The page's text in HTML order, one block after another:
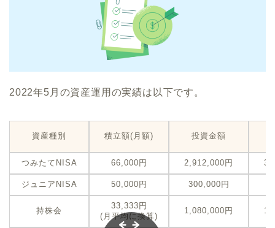
2022年5月の資産運用の実績は以下です。
資産種別 積立額(月額) 投資金額
つみたてNISA 66,000円 2,912,000円
ジュニアNISA 50,000円 300,000円
持株会
33,333円
(月平均に換算)
1,080,000円